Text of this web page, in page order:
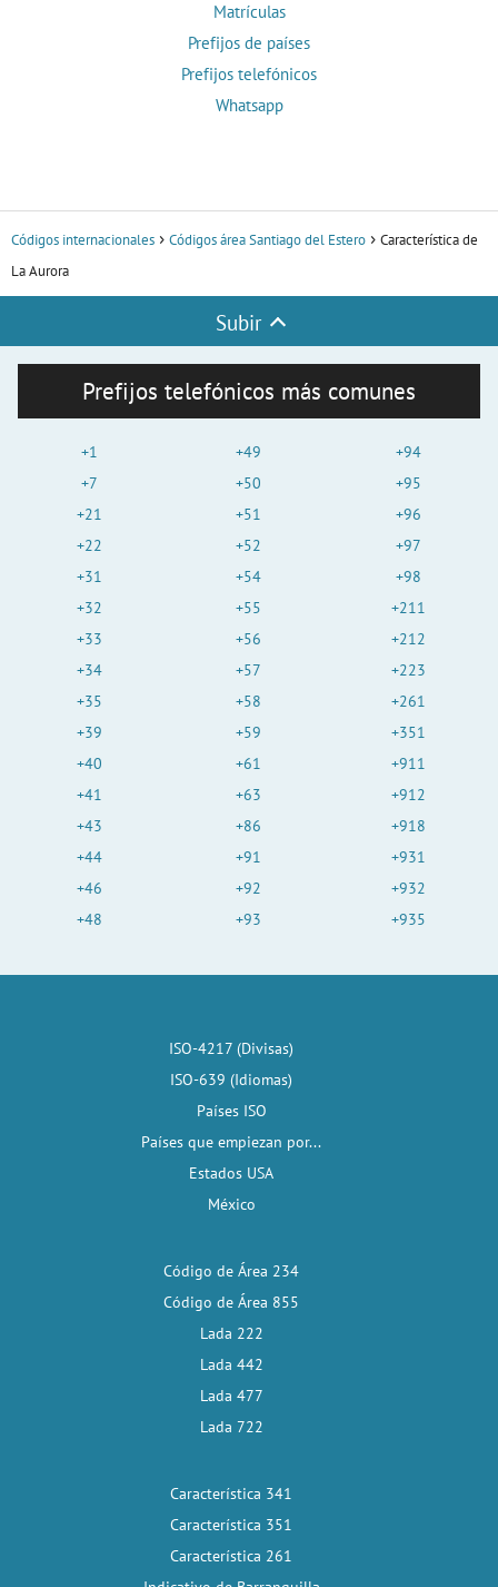
Matrículas
Prefijos de países
Prefijos telefónicos
Whatsapp
Códigos internacionales Códigos área Santiago del Estero
Característica de
La Aurora
Subir
Prefijos telefónicos más comunes
+1
+7
+21
+22
+31
+32
+33
+34
+35
+39
+40
+41
+43
+44
+46
+48
+49
+50
+51
+52
+54
+55
+56
+57
+58
+59
+61
+63
+86
+91
+92
+93
+94
+95
+96
+97
+98
+211
+212
+223
+261
+351
+911
+912
+918
+931
+932
+935
ISO-4217 (Divisas)
ISO-639 (Idiomas)
Países ISO
Países que empiezan por...
Estados USA
México
Código de Área 234
Código de Área 855
Lada 222
Lada 442
Lada 477
Lada 722
Característica 341
Característica 351
Característica 261